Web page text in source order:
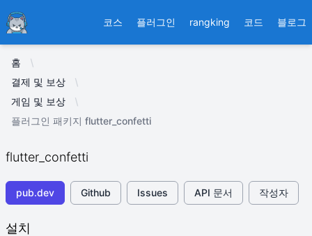
Ducafecat 코스 플러그인 rangking 코드 블로그
홈
결제 및 보상
게임 및 보상
플러그인 패키지 flutter_confetti
flutter_confetti
pub.dev Github Issues API 문서 작성자
설치